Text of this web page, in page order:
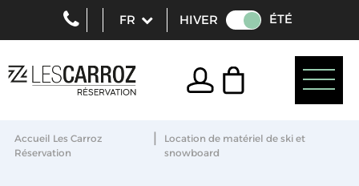
HIVER ÉTÉ
Accueil Les Carroz
Réservation
|
Location de matériel de ski et
snowboard